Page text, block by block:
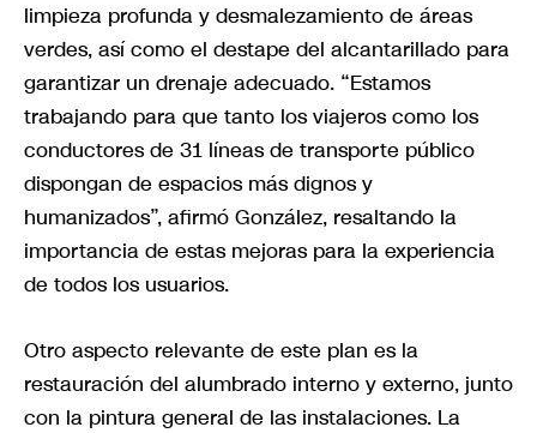
limpieza profunda y desmalezamiento de áreas
verdes, así como el destape del alcantarillado para
garantizar un drenaje adecuado. “Estamos
trabajando para que tanto los viajeros como los
conductores de 31 líneas de transporte público
dispongan de espacios más dignos y
humanizados”, afirmó González, resaltando la
importancia de estas mejoras para la experiencia
de todos los usuarios.
Otro aspecto relevante de este plan es la
restauración del alumbrado interno y externo, junto
con la pintura general de las instalaciones. La